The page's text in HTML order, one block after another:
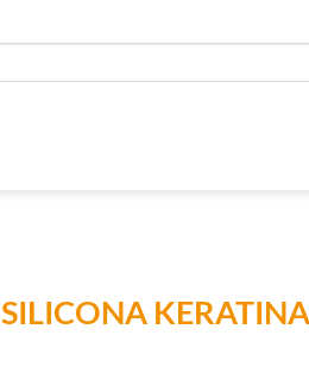
SILICONA